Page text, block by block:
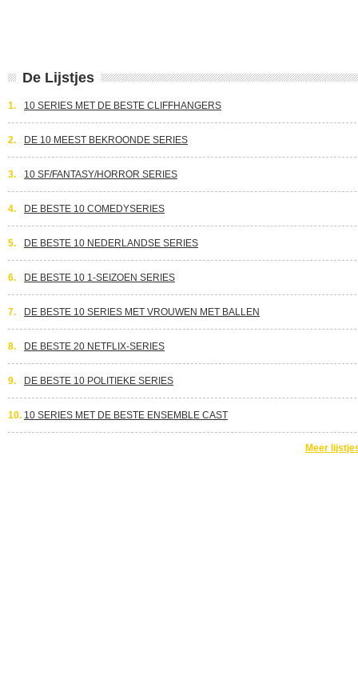
De Lijstjes
1. 10 SERIES MET DE BESTE CLIFFHANGERS
2. DE 10 MEEST BEKROONDE SERIES
3. 10 SF/FANTASY/HORROR SERIES
4. DE BESTE 10 COMEDYSERIES
5. DE BESTE 10 NEDERLANDSE SERIES
6. DE BESTE 10 1-SEIZOEN SERIES
7. DE BESTE 10 SERIES MET VROUWEN MET BALLEN
8. DE BESTE 20 NETFLIX-SERIES
9. DE BESTE 10 POLITIEKE SERIES
10. 10 SERIES MET DE BESTE ENSEMBLE CAST
Meer